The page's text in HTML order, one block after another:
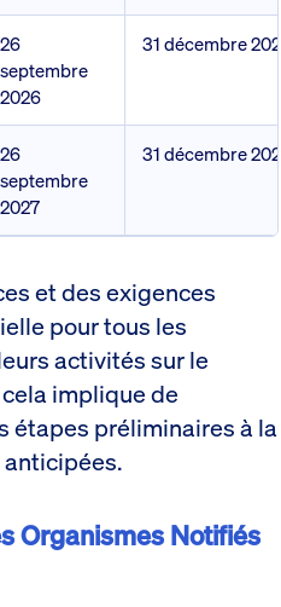
26
septembre
2026
31 décembre 2028
26
septembre
2027
31 décembre 2029
et des exigences
pour tous les
activités sur le
implique de
étapes préliminaires à la
Organismes Notifiés